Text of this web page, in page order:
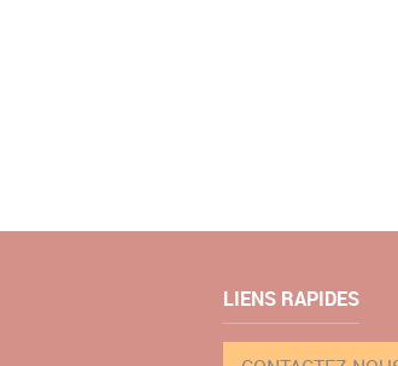
LIENS RAPIDES